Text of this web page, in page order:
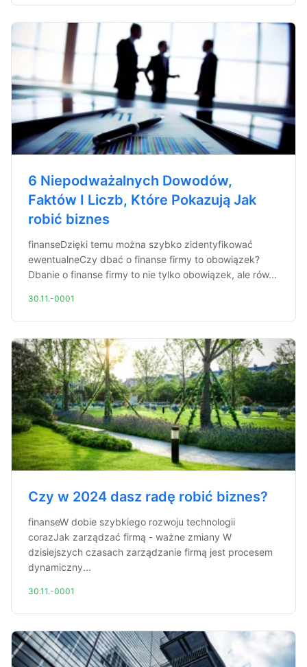
6 Niepodważalnych Dowodów,
Faktów I Liczb, Które Pokazują Jak
robić biznes
finanseDzięki temu można szybko zidentyfikować
ewentualneCzy dbać o finanse firmy to obowiązek?
Dbanie o finanse firmy to nie tylko obowiązek, ale rów...
30.11.-0001
Czy w 2024 dasz radę robić biznes?
finanseW dobie szybkiego rozwoju technologii
corazJak zarządzać firmą - ważne zmiany W
dzisiejszych czasach zarządzanie firmą jest procesem
dynamiczny...
30.11.-0001